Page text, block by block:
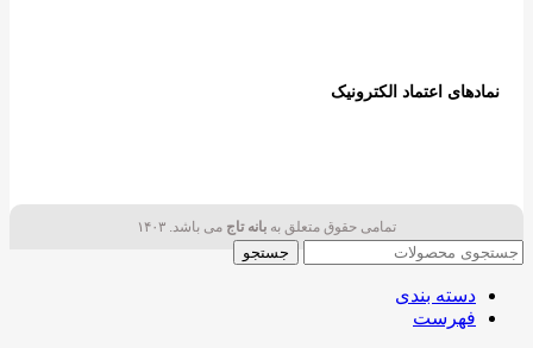
نمادهای اعتماد الکترونیک
تمامی حقوق متعلق به بانه تاج می باشد. ۱۴۰۳
جستجو
دسته بندی
فهرست